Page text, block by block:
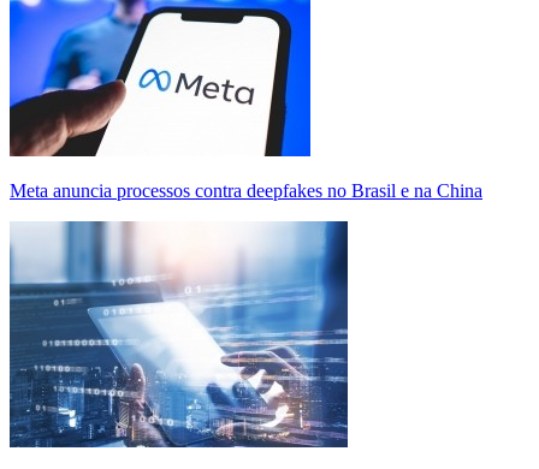
Meta anuncia processos contra deepfakes no Brasil e na China